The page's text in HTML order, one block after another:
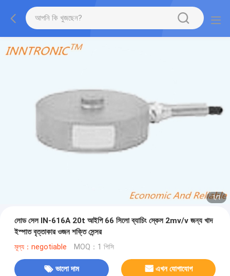
1/1
লোড সেল IN-616A 20t আইপি 66 সিলো ব্যাচিং স্কেল 2mv/v জন্য খাদ
ইস্পাত বৃত্তাকার ওজন শক্তি সেন্সর
মূল্য：negotiable MOQ：1 পিসি
ভালো দাম এখন যোগাযোগ